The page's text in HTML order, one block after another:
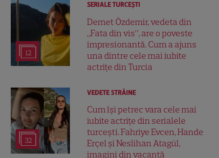
12
SERIALE TURCEŞTI
Demet Özdemir, vedeta din
„Fata din vis”, are o poveste
impresionantă. Cum a ajuns
una dintre cele mai iubite
actrițe din Turcia
32
VEDETE STRĂINE
Cum își petrec vara cele mai
iubite actrițe din serialele
turcești. Fahriye Evcen, Hande
Erçel și Neslihan Atagül,
imagini din vacanță